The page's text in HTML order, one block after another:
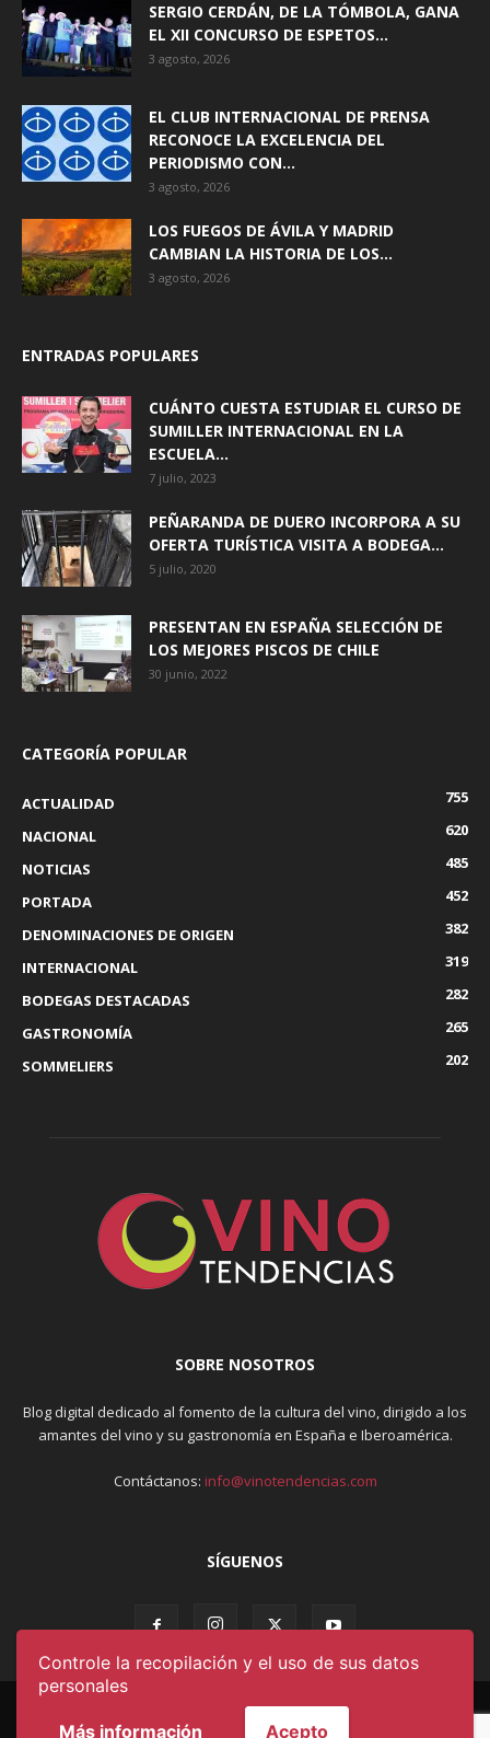
Controle la recopilación y el uso de sus datos
personales
Más información Acepto
SERGIO CERDÁN, DE LA TÓMBOLA, GANA
EL XII CONCURSO DE ESPETOS...
3 agosto, 2026
EL CLUB INTERNACIONAL DE PRENSA
RECONOCE LA EXCELENCIA DEL
PERIODISMO CON...
3 agosto, 2026
LOS FUEGOS DE ÁVILA Y MADRID
CAMBIAN LA HISTORIA DE LOS...
3 agosto, 2026
ENTRADAS POPULARES
CUÁNTO CUESTA ESTUDIAR EL CURSO DE
SUMILLER INTERNACIONAL EN LA
ESCUELA...
7 julio, 2023
PEÑARANDA DE DUERO INCORPORA A SU
OFERTA TURÍSTICA VISITA A BODEGA...
5 julio, 2020
PRESENTAN EN ESPAÑA SELECCIÓN DE
LOS MEJORES PISCOS DE CHILE
30 junio, 2022
CATEGORÍA POPULAR
ACTUALIDAD
755
NACIONAL
620
NOTICIAS
485
PORTADA
452
DENOMINACIONES DE ORIGEN
382
INTERNACIONAL
319
BODEGAS DESTACADAS
282
GASTRONOMÍA
265
SOMMELIERS
202
SOBRE NOSOTROS
Blog digital dedicado al fomento de la cultura del vino, dirigido a los
amantes del vino y su gastronomía en España e Iberoamérica.
Contáctanos: info@vinotendencias.com
SÍGUENOS
AVISO LEGAL & POLÍTICA DE PRIVACIDAD
CONDICIONES DE USO
CONTACTO QUIÉNES SOMOS